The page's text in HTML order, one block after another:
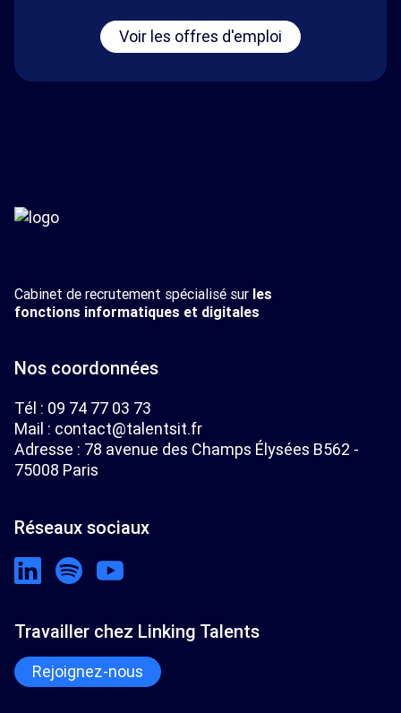
Voir les offres d'emploi
Cabinet de recrutement spécialisé sur les
fonctions informatiques et digitales
Nos coordonnées
Tél : 09 74 77 03 73
Mail : contact@talentsit.fr
Adresse : 78 avenue des Champs Élysées B562 -
75008 Paris
Réseaux sociaux
Travailler chez Linking Talents
Rejoignez-nous